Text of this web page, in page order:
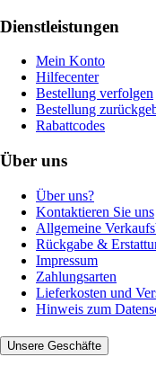
Dienstleistungen
Mein Konto
Hilfecenter
Bestellung verfolgen
Bestellung
Rabattcodes
Über uns
Über uns?
Kontaktieren Sie uns
Allgemeine
Rückgabe &
Impressum
Zahlungsarten
Lieferkosten und
Hinweis zum
Unsere Geschäfte